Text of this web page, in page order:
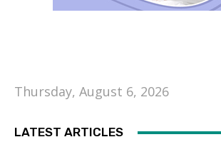
Thursday, August 6, 2026
LATEST ARTICLES